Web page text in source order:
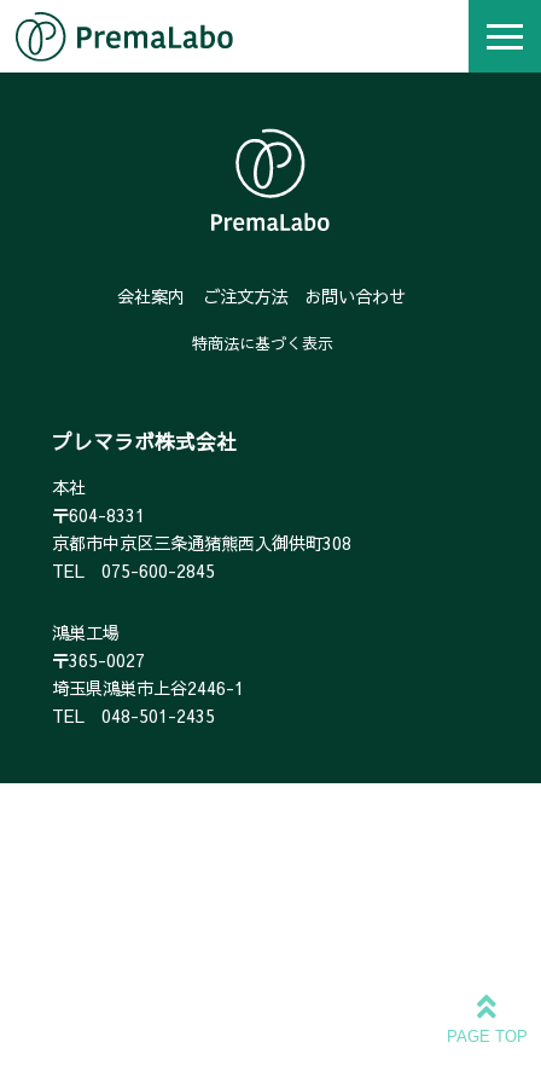
会社案内 ご注文方法 お問い合わせ
特商法に基づく表示
プレマラボ株式会社
本社
〒604-8331
京都市中京区三条通猪熊西入御供町308
TEL 075-600-2845
鴻巣工場
〒365-0027
埼玉県鴻巣市上谷2446-1
TEL 048-501-2435